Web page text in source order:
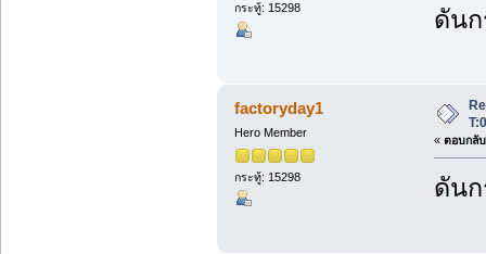
กระทู้: 15298 ดัน
factoryday1
Hero Member
กระทู้: 15298
« ตอบกลั
ดัน